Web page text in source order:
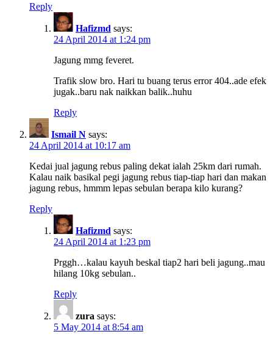
Reply
Hafizmd says:
24 April 2014 at 1:24 pm
Jagung mmg feveret.
Trafik slow bro. Hari tu buang terus error 404..ade efek
jugak..baru nak naikkan balik..huhu
Reply
Ismail N says:
24 April 2014 at 10:17 am
Kedai jual jagung rebus paling dekat ialah 25km dari rumah.
Kalau naik basikal pegi jagung rebus tiap-tiap hari dan makan
jagung rebus, hmmm lepas sebulan berapa kilo kurang?
Reply
Hafizmd says:
24 April 2014 at 1:23 pm
Prggh…kalau kayuh beskal tiap2 hari beli jagung..mau
hilang 10kg sebulan..
Reply
zura says:
5 May 2014 at 8:54 am